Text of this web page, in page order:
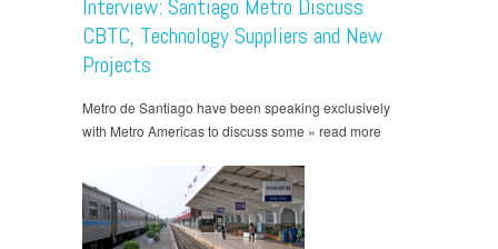
Interview: Santiago Metro Discuss
CBTC, Technology Suppliers and New
Projects
Metro de Santiago have been speaking exclusively
with Metro Americas to discuss some » read more